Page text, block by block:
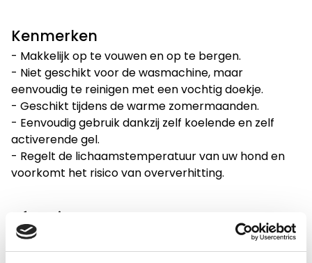
Kenmerken
- Makkelijk op te vouwen en op te bergen.
- Niet geschikt voor de wasmachine, maar
eenvoudig te reinigen met een vochtig doekje.
- Geschikt tijdens de warme zomermaanden.
- Eenvoudig gebruik dankzij zelf koelende en zelf
activerende gel.
- Regelt de lichaamstemperatuur van uw hond en
voorkomt het risico van oververhitting.
Afmetingen
- Lengte: 65 cm
- Breedte: 50 cm